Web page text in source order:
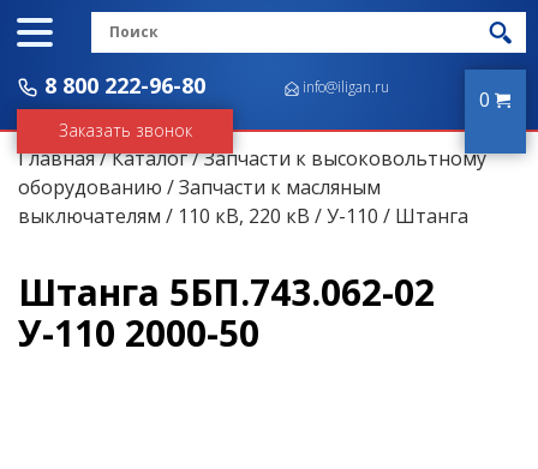
8 800 222-96-80
Заказать звонок
info@iligan.ru 0
Главная/Каталог/Запчасти к высоковольтному
оборудованию /Запчасти к масляным
выключателям / 110 кВ, 220 кВ /У-110 / Штанга
Штанга 5БП.743.062-02
У-110 2000-50